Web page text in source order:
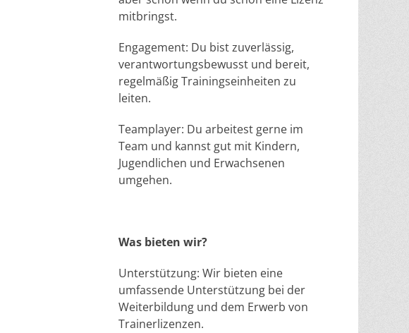
mitbringst.
Engagement: Du bist zuverlässig,
verantwortungsbewusst und bereit,
regelmäßig Trainingseinheiten zu
leiten.
Teamplayer: Du arbeitest gerne im
Team und kannst gut mit Kindern,
Jugendlichen und Erwachsenen
umgehen.
Was bieten wir?
Unterstützung: Wir bieten eine
umfassende Unterstützung bei der
Weiterbildung und dem Erwerb von
Trainerlizenzen.